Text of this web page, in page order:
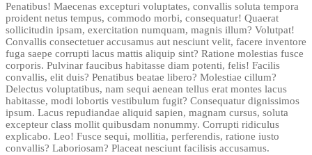
Penatibus! Maecenas excepturi voluptates, convallis soluta tempora
proident netus tempus, commodo morbi, consequatur! Quaerat
sollicitudin ipsam, exercitation numquam, magnis illum? Volutpat!
Convallis consectetuer accusamus aut nesciunt velit, facere inventore
fuga saepe corrupti lacus mattis aliquip sint? Ratione molestias fusce
corporis. Pulvinar faucibus habitasse diam potenti, felis! Facilis
convallis, elit duis? Penatibus beatae libero? Molestiae cillum?
Delectus voluptatibus, nam sequi aenean tellus erat montes lacus
habitasse, modi lobortis vestibulum fugit? Consequatur dignissimos
ipsum. Lacus repudiandae aliquid sapien, magnam cursus, soluta
excepteur class mollit quibusdam nonummy. Corrupti ridiculus
explicabo. Leo! Fusce sequi, mollitia, perferendis, ratione iusto
convallis? Laboriosam? Placeat nesciunt facilisis accusamus.